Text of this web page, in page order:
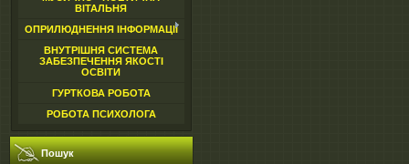
ВІТАЛЬНЯ
ОПРИЛЮДНЕННЯ ІНФОРМАЦІЇ
ВНУТРІШНЯ СИСТЕМА
ЗАБЕЗПЕЧЕННЯ ЯКОСТІ
ОСВІТИ
ГУРТКОВА РОБОТА
РОБОТА ПСИХОЛОГА
Пошук